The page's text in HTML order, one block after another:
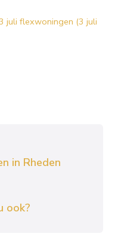
juli flexwoningen (3 juli
in Rheden
ook?